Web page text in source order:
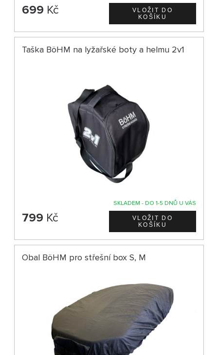
699 Kč
Taška BöHM na lyžařské boty a helmu 2v1
SKLADEM - DO 1-5 DNŮ U VÁS
799 Kč
Obal BöHM pro střešní box S, M